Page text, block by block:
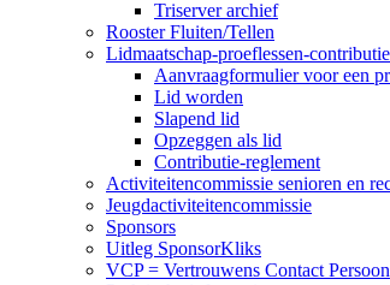
Triserver archief
Rooster Fluiten/Tellen
Lidmaatschap-proeflessen-
Aanvraagformulier voor een
Lid worden
Slapend lid
Opzeggen als lid
Contributie-reglement
Activiteitencommissie senioren en
Jeugdactiviteitencommissie
Sponsors
Uitleg SponsorKliks
VCP = Vertrouwens Contact Persoon